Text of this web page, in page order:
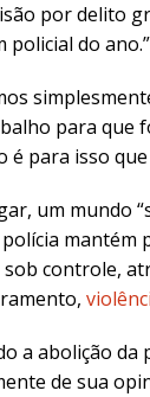
por delito
policial do ano.”
para que
é para isso
um mundo
mantém
controle,
a abolição da
de sua